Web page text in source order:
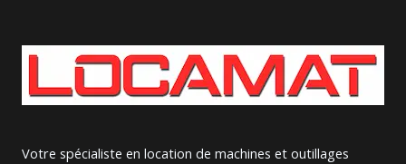
Votre spécialiste en location de machines et outillages